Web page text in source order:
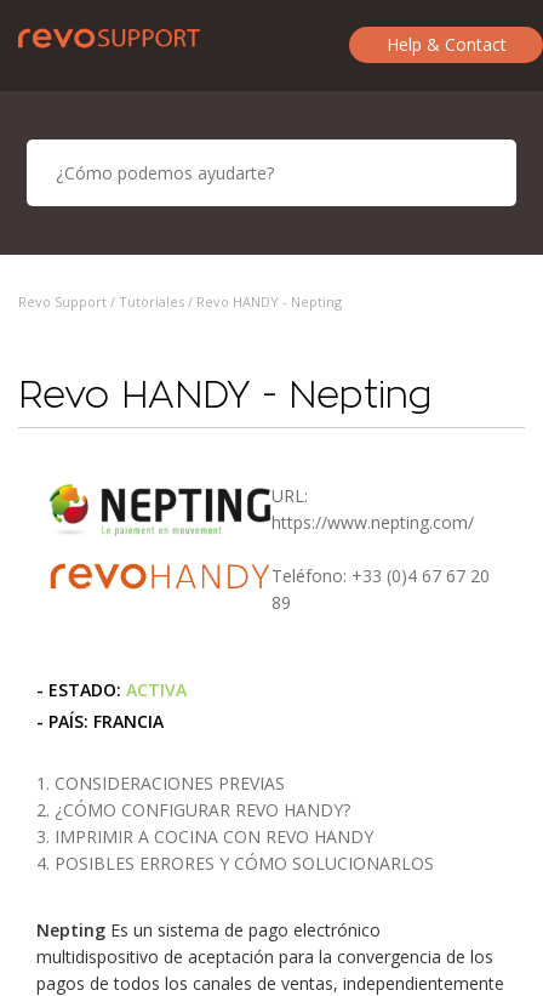
Help & Contact
Revo Support / Tutoriales / Revo HANDY - Nepting
Revo HANDY - Nepting
URL:
https://www.nepting.com/
Teléfono: +33 (0)4 67 67 20
89
- ESTADO: ACTIVA
- PAÍS: FRANCIA
1. CONSIDERACIONES PREVIAS
2. ¿CÓMO CONFIGURAR REVO HANDY?
3. IMPRIMIR A COCINA CON REVO HANDY
4. POSIBLES ERRORES Y CÓMO SOLUCIONARLOS
Nepting Es un sistema de pago electrónico
multidispositivo de aceptación para la convergencia de los
pagos de todos los canales de ventas, independientemente